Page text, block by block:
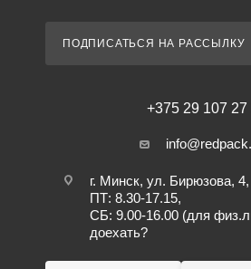
ПОДПИСАТЬСЯ НА РАССЫЛКУ
+375 29 107 27
г. Минск, ул. Бирюзова,
ПТ: 8.30-17.15,
СБ: 9.00-16.00 (для
доехать?